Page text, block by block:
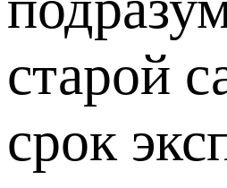
старой
срок